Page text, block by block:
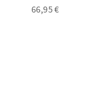
66,95 €